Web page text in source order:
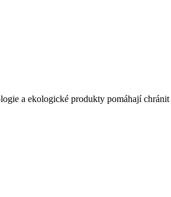
a ekologické produkty pomáhají